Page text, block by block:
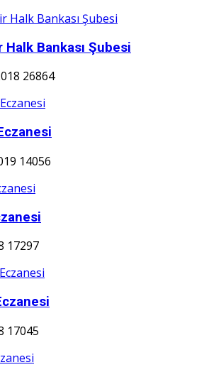
Halk Bankası Şubesi
26864
14056
17297
17045